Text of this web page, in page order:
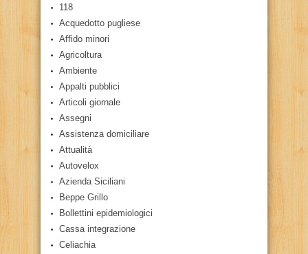
118
Acquedotto pugliese
Affido minori
Agricoltura
Ambiente
Appalti pubblici
Articoli giornale
Assegni
Assistenza domiciliare
Attualità
Autovelox
Azienda Siciliani
Beppe Grillo
Bollettini epidemiologici
Cassa integrazione
Celiachia